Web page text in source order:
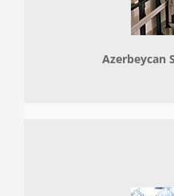
Azerbeycan